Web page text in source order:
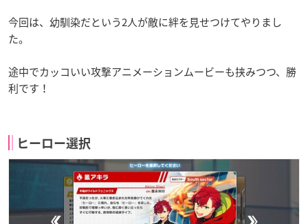
今回は、幼馴染だという2人が敵に絆を見せつけてやりまし
た。
途中でカッコいい攻撃アニメーションムービーも挟みつつ、勝
利です！
ヒーロー選択